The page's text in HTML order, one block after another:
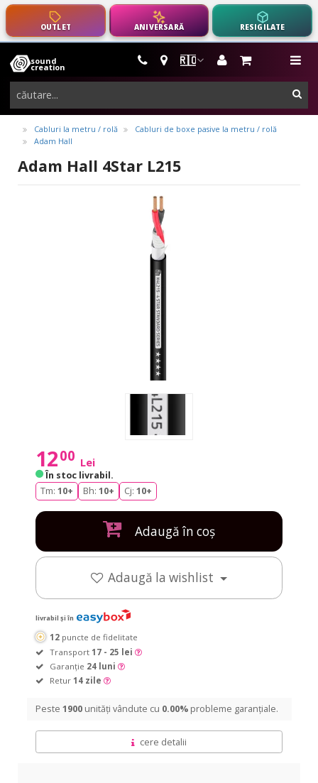
OUTLET ANIVERSARĂ RESIGILATE
🇷🇴
sound
creation
instrumente
muzicale,
echipamente
pro-
audio
Cabluri la metru / rolă
Cabluri de boxe pasive la metru / rolă
Adam Hall
Adam Hall 4Star L215
1200 Lei
În stoc livrabil.
Tm: 10+ Bh: 10+ Cj: 10+
Adaugă în coș
Adaugă la wishlist
livrabil și în
12 puncte de fidelitate
Transport 17 - 25 lei
Garanție 24 luni
Retur 14 zile
Peste 1900 unități vândute cu 0.00% probleme garanțiale.
cere detalii